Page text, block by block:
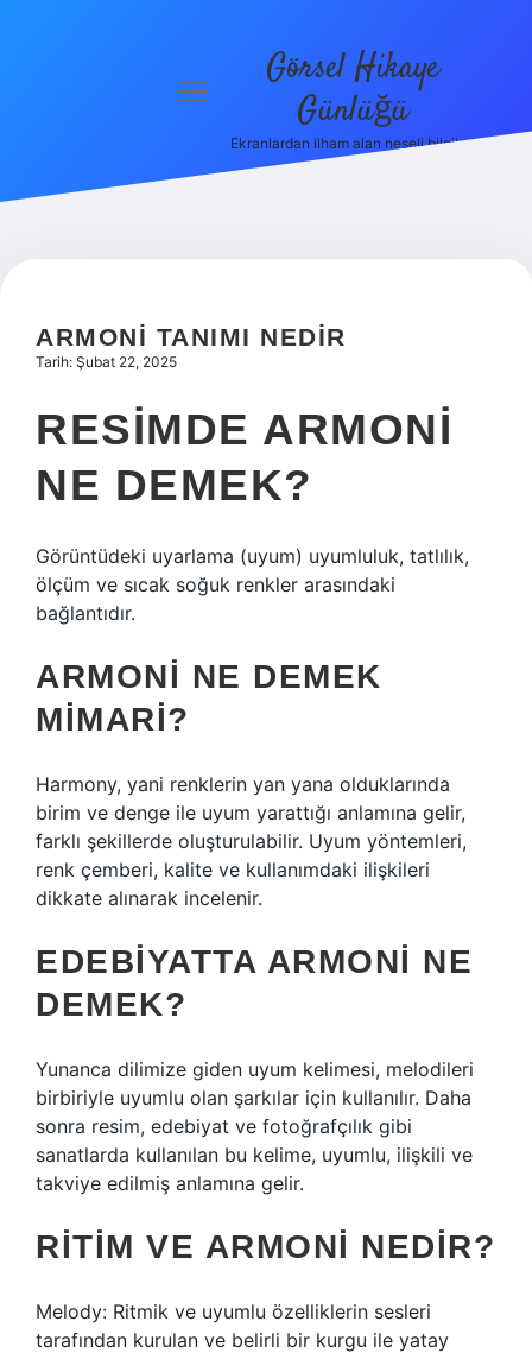
Hakkımızda
menüyü
Görsel Hikaye
Günlüğü
Ekranlardan ilham alan neşeli bilgiler!
ARMONI TANIMI NEDIR
Tarih: Şubat 22, 2025
RESIMDE ARMONI
NE DEMEK?
Görüntüdeki uyarlama (uyum) uyumluluk, tatlılık,
ölçüm ve sıcak soğuk renkler arasındaki
bağlantıdır.
ARMONI NE DEMEK
MIMARI?
Harmony, yani renklerin yan yana olduklarında
birim ve denge ile uyum yarattığı anlamına gelir,
farklı şekillerde oluşturulabilir. Uyum yöntemleri,
renk çemberi, kalite ve kullanımdaki ilişkileri
dikkate alınarak incelenir.
EDEBIYATTA ARMONI NE
DEMEK?
Yunanca dilimize giden uyum kelimesi, melodileri
birbiriyle uyumlu olan şarkılar için kullanılır. Daha
sonra resim, edebiyat ve fotoğrafçılık gibi
sanatlarda kullanılan bu kelime, uyumlu, ilişkili ve
takviye edilmiş anlamına gelir.
RITIM VE ARMONI NEDIR?
Melody: Ritmik ve uyumlu özelliklerin sesleri
tarafından kurulan ve belirli bir kurgu ile yatay